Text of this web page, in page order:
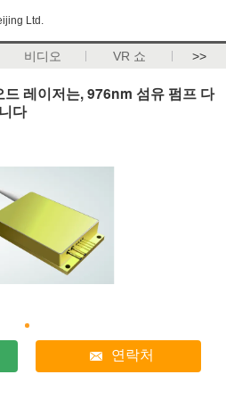
Ltd.
비디오 VR 쇼 >>
레이저는, 976nm 섬유 펌프 다
다
연락처